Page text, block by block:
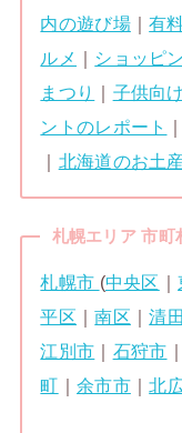
内の遊び場｜有
ルメ ｜ ショッピ
まつり
｜ 子供向
ントのレポート
｜
｜ 北海道のお土
札幌エリア 市町
札幌市 (中央区 ｜
平区 ｜南区 ｜清
江別市 ｜ 石狩市 ｜
町 ｜ 余市市｜北